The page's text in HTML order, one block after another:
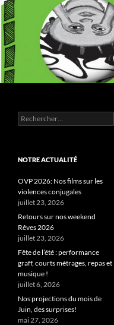
Aller
au
contenu
Nourrissez vous d'images
Rechercher :
NOTRE ACTUALITÉ
OVP 2026: Nos films sur les
violences conjugales
juillet 23, 2026
Retours sur nos weekend
Rêves 2026
juillet 23, 2026
Fête de l’été : performance
graff, courts métrages, repas et
musique !
juillet 6, 2026
Nos projections du mois de
Juin, des surprises!
mai 27, 2026